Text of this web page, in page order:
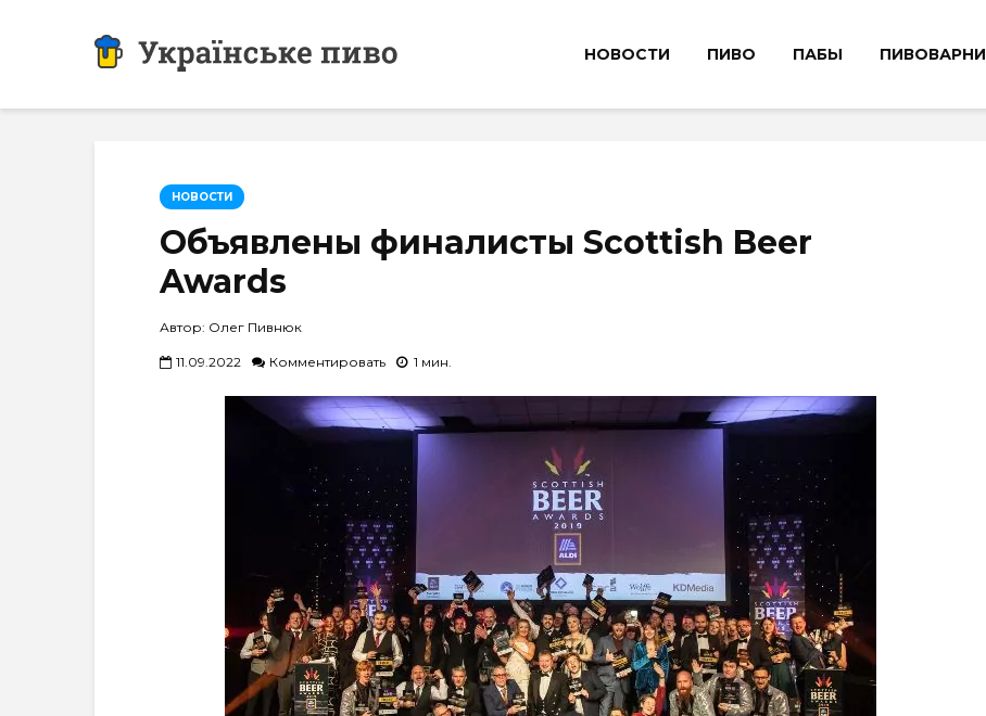
НОВОСТИ ПИВО ПАБЫ ПИВОВАРНИ
НОВОСТИ
Объявлены финалисты Scottish Beer
Awards
Автор: Олег Пивнюк
11.09.2022 Комментировать 1 мин.